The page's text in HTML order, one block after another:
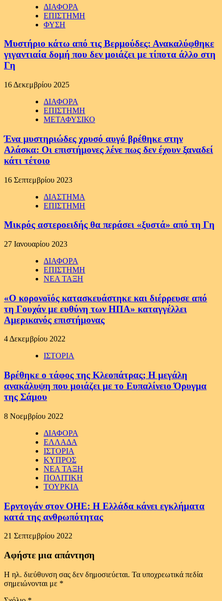
ΔΙΑΦΟΡΑ
ΕΠΙΣΤΗΜΗ
ΦΥΣΗ
Μυστήριο κάτω από τις Βερμούδες: Ανακαλύφθηκε
γιγαντιαία δομή που δεν μοιάζει με τίποτα άλλο στη
Γη
16 Δεκεμβρίου 2025
ΔΙΑΦΟΡΑ
ΕΠΙΣΤΗΜΗ
ΜΕΤΑΦΥΣΙΚΟ
Ένα μυστηριώδες χρυσό αυγό βρέθηκε στην
Αλάσκα: Οι επιστήμονες λένε πως δεν έχουν ξαναδεί
κάτι τέτοιο
16 Σεπτεμβρίου 2023
ΔΙΑΣΤΗΜΑ
ΕΠΙΣΤΗΜΗ
Μικρός αστεροειδής θα περάσει «ξυστά» από τη Γη
27 Ιανουαρίου 2023
ΔΙΑΦΟΡΑ
ΕΠΙΣΤΗΜΗ
ΝΕΑ ΤΑΞΗ
«Ο κορονοϊός κατασκευάστηκε και διέρρευσε από
τη Γουχάν με ευθύνη των ΗΠΑ» καταγγέλλει
Αμερικανός επιστήμονας
4 Δεκεμβρίου 2022
ΙΣΤΟΡΙΑ
Βρέθηκε ο τάφος της Κλεοπάτρας; H μεγάλη
ανακάλυψη που μοιάζει με το Ευπαλίνειο Όρυγμα
της Σάμου
8 Νοεμβρίου 2022
ΔΙΑΦΟΡΑ
ΕΛΛΑΔΑ
ΙΣΤΟΡΙΑ
ΚΥΠΡΟΣ
ΝΕΑ ΤΑΞΗ
ΠΟΛΙΤΙΚΗ
ΤΟΥΡΚΙΑ
Ερντογάν στον ΟΗΕ: Η Ελλάδα κάνει εγκλήματα
κατά της ανθρωπότητας
21 Σεπτεμβρίου 2022
Αφήστε μια απάντηση
Η ηλ. διεύθυνση σας δεν δημοσιεύεται. Τα υποχρεωτικά πεδία
σημειώνονται με *